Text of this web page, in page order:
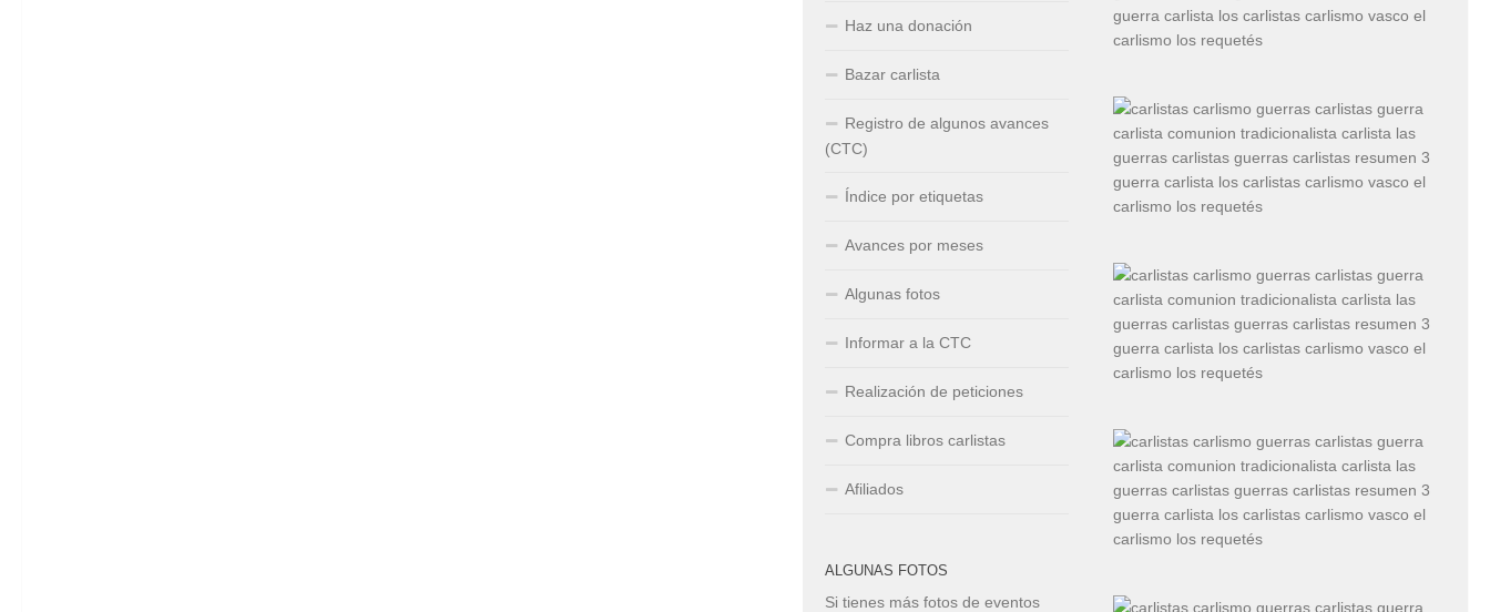
Haz una donación
Bazar carlista
Registro de algunos avances
(CTC)
Índice por etiquetas
Avances por meses
Algunas fotos
Informar a la CTC
Realización de peticiones
Compra libros carlistas
Afiliados
ALGUNAS FOTOS
Si tienes más fotos de eventos